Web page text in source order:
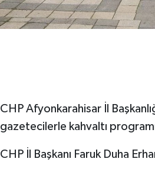
CHP Afyonkarahisar İl
gazetecilerle kahvaltı
CHP İl Başkanı Faruk Duha